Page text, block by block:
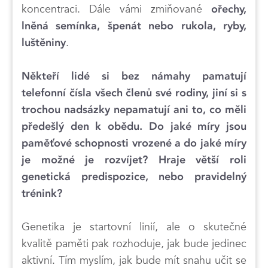
koncentraci. Dále vámi zmiňované ořechy,
lněná semínka, špenát nebo rukola, ryby,
luštěniny.
Někteří lidé si bez námahy pamatují
telefonní čísla všech členů své rodiny, jiní si s
trochou nadsázky nepamatují ani to, co měli
předešlý den k obědu. Do jaké míry jsou
paměťové schopnosti vrozené a do jaké míry
je možné je rozvíjet? Hraje větší roli
genetická predispozice, nebo pravidelný
trénink?
Genetika je startovní linií, ale o skutečné
kvalitě paměti pak rozhoduje, jak bude jedinec
aktivní. Tím myslím, jak bude mít snahu učit se